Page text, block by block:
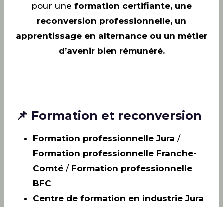
pour une formation certifiante, une
reconversion professionnelle, un
apprentissage en alternance ou un métier
d’avenir bien rémunéré.
📌 Formation et reconversion
Formation professionnelle Jura /
Formation professionnelle Franche-
Comté / Formation professionnelle
BFC
Centre de formation en industrie Jura